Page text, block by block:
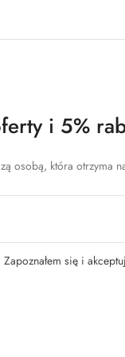
i 5%
osobą, która otrzyma
Zapoznałem się i